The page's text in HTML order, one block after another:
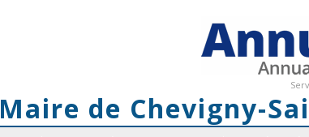
Maire de Chevigny-